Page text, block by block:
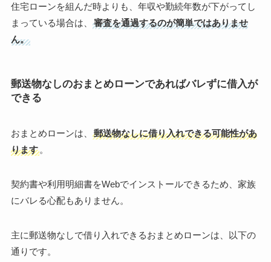
住宅ローンを組んだ時よりも、年収や勤続年数が下がってし
まっている場合は、
審査を通過するのが簡単ではありませ
ん。
郵送物なしのおまとめローンであればバレずに借入が
できる
おまとめローンは、
郵送物なしに借り入れできる可能性があ
ります。
契約書や利用明細書をWebでインストールできるため、家族
にバレる心配もありません。
主に郵送物なしで借り入れできるおまとめローンは、以下の
通りです。